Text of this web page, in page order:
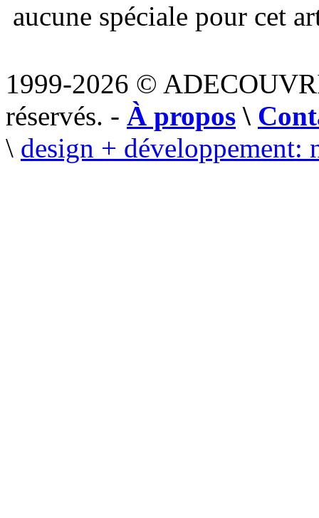
aucune spéciale pour cet
1999-2026 ©
réservés. - À propos \
\ design + développement: